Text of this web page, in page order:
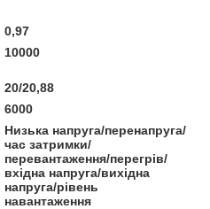
0,97
10000
20/20,88
6000
Низька напруга/перенапруга/
час затримки/
перевантаження/перегрів/
вхідна напруга/вихідна
напруга/рівень
навантаження